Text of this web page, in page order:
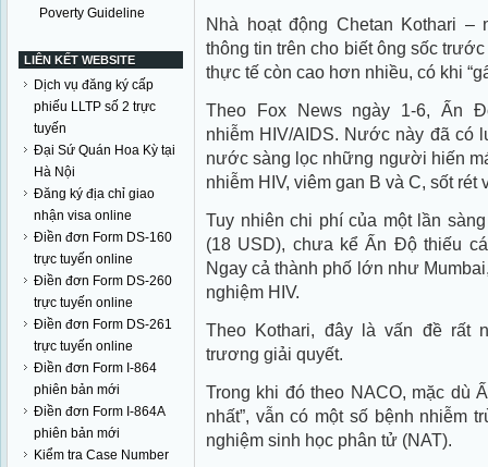
Poverty Guideline
LIÊN KẾT WEBSITE
Dịch vụ đăng ký cấp
phiếu LLTP số 2 trực
tuyến
Đại Sứ Quán Hoa Kỳ tại
Hà Nội
Đăng ký địa chỉ giao
nhận visa online
Điền đơn Form DS-160
trực tuyến online
Điền đơn Form DS-260
trực tuyến online
Điền đơn Form DS-261
trực tuyến online
Điền đơn Form I-864
phiên bản mới
Điền đơn Form I-864A
phiên bản mới
Kiểm tra Case Number
Nhà hoạt động Chetan Kothari
thông tin trên cho biết ông sốc
thực tế còn cao hơn nhiều, có khi
Theo Fox News ngày 1-6, Ấn
nhiễm HIV/AIDS. Nước này đã có
nước sàng lọc những người hiến
nhiễm HIV, viêm gan B và C, sốt rét
Tuy nhiên chi phí của một lần
(18 USD), chưa kể Ấn Độ thiếu
Ngay cả thành phố lớn như
nghiệm HIV.
Theo Kothari, đây là vấn đề rất
trương giải quyết.
Trong khi đó theo NACO, mặc dù
nhất”, vẫn có một số bệnh nhiễm
nghiệm sinh học phân tử (NAT).